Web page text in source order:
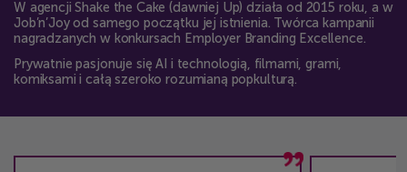
W agencji Shake the Cake (dawniej Up) działa od 2015 roku, a w
Job’n’Joy od samego początku jej istnienia. Twórca kampanii
nagradzanych w konkursach Employer Branding Excellence.
Prywatnie pasjonuje się AI i technologią, filmami, grami,
komiksami i całą szeroko rozumianą popkulturą.